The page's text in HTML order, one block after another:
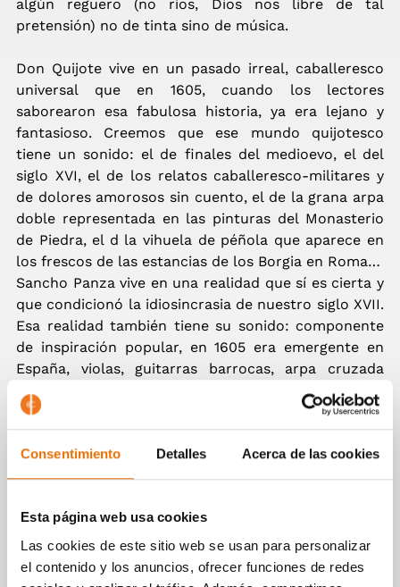
Consentimiento Detalles Acerca de las cookies
Esta página web usa cookies
Las cookies de este sitio web se usan para personalizar
el contenido y los anuncios, ofrecer funciones de redes
algún reguero (no ríos, Dios nos libre de tal
pretensión) no de tinta sino de música.
Don Quijote vive en un pasado irreal, caballeresco
universal que en 1605, cuando los lectores
saborearon esa fabulosa historia, ya era lejano y
fantasioso. Creemos que ese mundo quijotesco
tiene un sonido: el de finales del medioevo, el del
siglo XVI, el de los relatos caballeresco-militares y
de dolores amorosos sin cuento, el de la grana arpa
doble representada en las pinturas del Monasterio
de Piedra, el d la vihuela de péñola que aparece en
los frescos de las estancias de los Borgia en Roma…
Sancho Panza vive en una realidad que sí es cierta y
que condicionó la idiosincrasia de nuestro siglo XVII.
Esa realidad también tiene su sonido: componente
de inspiración popular, en 1605 era emergente en
España, violas, guitarras barrocas, arpa cruzada
española, instrumentos ideales para las jeringonzas,
folías y chaconas que definen el espíritu de Sancho.
Y ninguna manera mejor de dar pie a estas músicas
que acudir directamente a los textos de inspiración.
La prensa dice
Ficha artística